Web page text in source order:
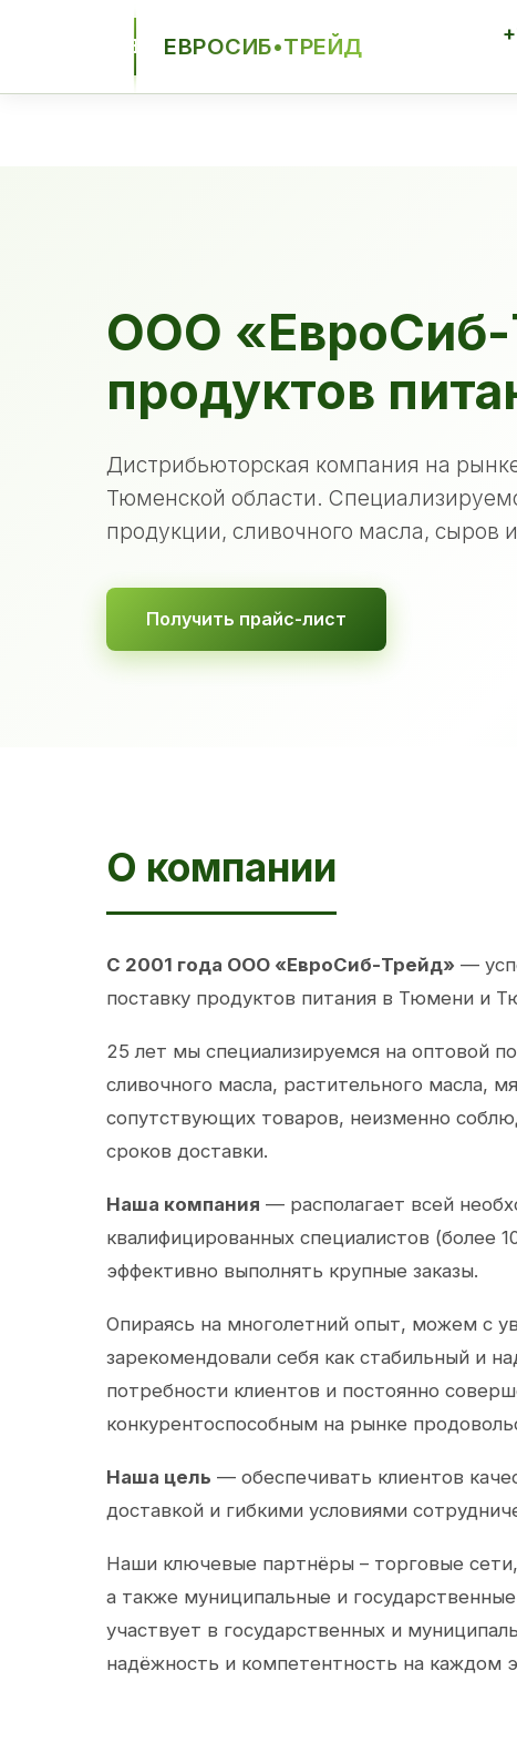
ЕСТ ЕВРОСИБ•ТРЕЙД
ООО
продуктов
Дистрибьюторская компания на
Тюменской области.
продукции, сливочного масла, сыров
Получить прайс-лист
О компании
С 2001 года ООО «ЕвроСиб-Трейд» —
поставку продуктов питания в Тюмени и
25 лет мы специализируемся на оптовой
сливочного масла, растительного масла,
сопутствующих товаров, неизменно
сроков доставки.
Наша компания — располагает всей
квалифицированных специалистов (более
эффективно выполнять крупные заказы.
Опираясь на многолетний опыт, можем с
зарекомендовали себя как стабильный и
потребности клиентов и постоянно
конкурентоспособным на рынке
Наша цель — обеспечивать клиентов
доставкой и гибкими условиями
Наши ключевые партнёры – торговые
а также муниципальные и
участвует в государственных и
надёжность и компетентность на каждом